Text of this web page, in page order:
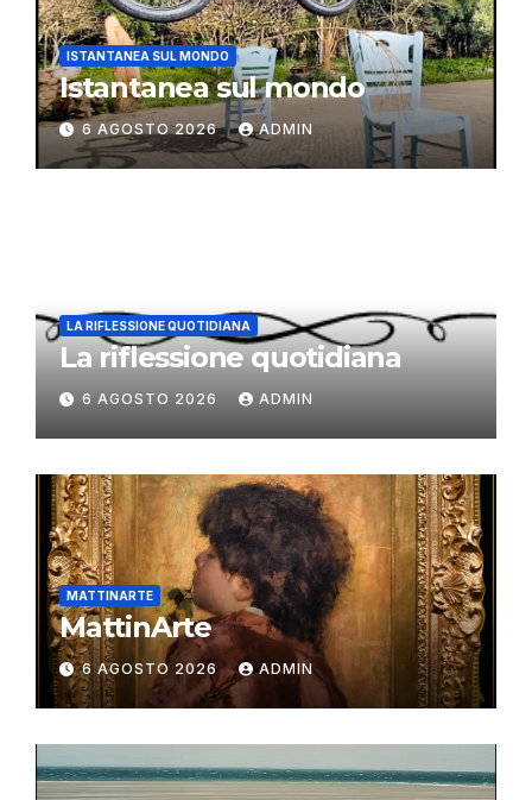
ISTANTANEA SUL MONDO
Istantanea sul mondo
6 AGOSTO 2026 ADMIN
LA RIFLESSIONE QUOTIDIANA
La riflessione quotidiana
6 AGOSTO 2026 ADMIN
MATTINARTE
MattinArte
6 AGOSTO 2026 ADMIN